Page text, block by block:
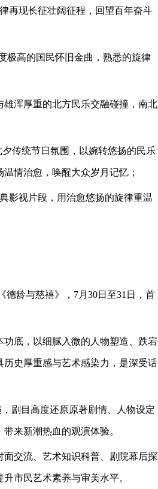
再现长征壮阔征程，回望百年奋斗
极高的国民怀旧金曲，熟悉的旋律
浑厚重的北方民乐交融碰撞，南北
传统节日氛围，以婉转悠扬的民乐
情治愈，唤醒大众岁月记忆；
影视片段，用治愈悠扬的旋律重温
龄与慈禧》，7月30日至31日，首
底，以细腻入微的人物塑造、跌宕
史厚重感与艺术感染力，是深受话
剧目高度还原原著剧情、人物设定
来新潮热血的观演体验。
交流、艺术知识科普、剧院幕后探
市民艺术素养与审美水平。